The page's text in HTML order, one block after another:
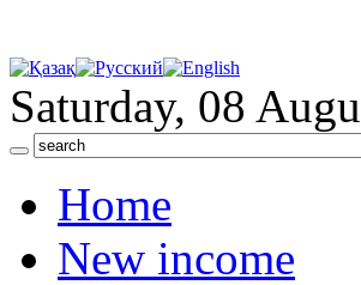
Saturday, 08
Home
New income